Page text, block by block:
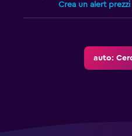
Crea un alert prezzi
auto: